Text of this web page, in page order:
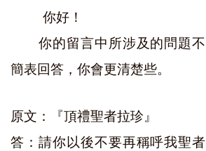
你好！
你的留言中所涉及的問題
簡表回答，你會更清楚些。
原文：『頂禮聖者拉珍』
答：請你以後不要再稱呼我聖